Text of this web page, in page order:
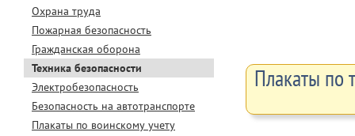
Охрана труда
Пожарная безопасность
Гражданская оборона
Техника безопасности
Электробезопасность
Безопасность на автотранспорте
Плакаты по воинскому учету
Плакаты по